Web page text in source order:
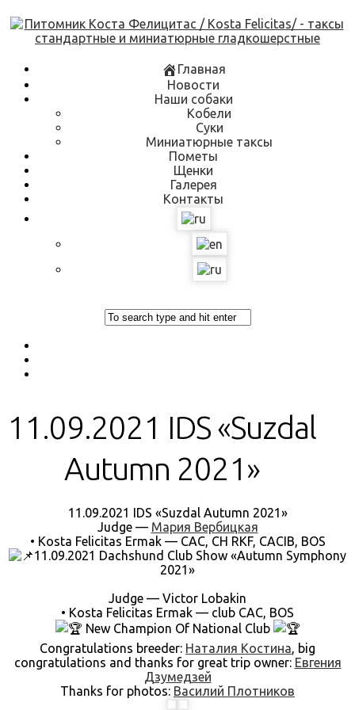
Skip
to
content
Главная
Новости
Наши собаки
Кобели
Суки
Миниатюрные таксы
Пометы
Щенки
Галерея
Контакты
11.09.2021 IDS «Suzdal
Autumn 2021»
11.09.2021 IDS «Suzdal Autumn 2021»
Judge — Мария Вербицкая
• Kosta Felicitas Ermak — CAC, CH RKF, CACIB, BOS
11.09.2021 Dachshund Club Show «Autumn Symphony
2021»
Judge — Victor Lobakin
• Kosta Felicitas Ermak — club CAC, BOS
New Champion Of National Club
Congratulations breeder: Наталия Костина, big
congratulations and thanks for great trip owner: Евгения
Дзумедзей
Thanks for photos: Василий Плотников